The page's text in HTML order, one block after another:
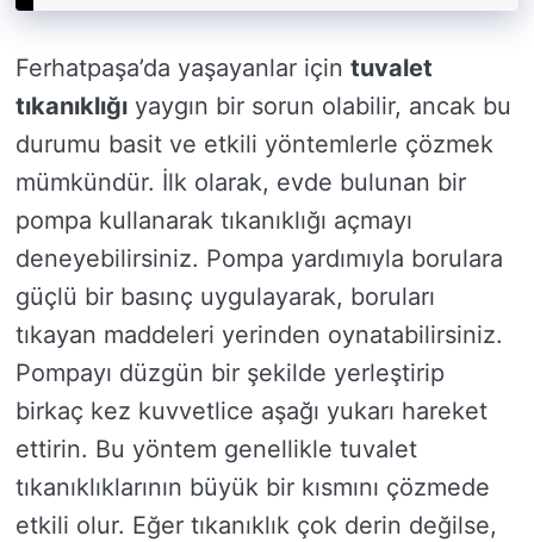
Ferhatpaşa’da yaşayanlar için tuvalet
tıkanıklığı yaygın bir sorun olabilir, ancak bu
durumu basit ve etkili yöntemlerle çözmek
mümkündür. İlk olarak, evde bulunan bir
pompa kullanarak tıkanıklığı açmayı
deneyebilirsiniz. Pompa yardımıyla borulara
güçlü bir basınç uygulayarak, boruları
tıkayan maddeleri yerinden oynatabilirsiniz.
Pompayı düzgün bir şekilde yerleştirip
birkaç kez kuvvetlice aşağı yukarı hareket
ettirin. Bu yöntem genellikle tuvalet
tıkanıklıklarının büyük bir kısmını çözmede
etkili olur. Eğer tıkanıklık çok derin değilse,